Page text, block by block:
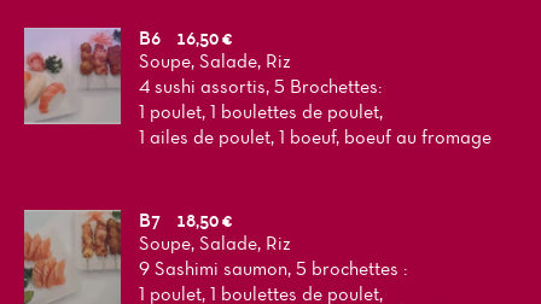
B6
16,50 €
Soupe, Salade, Riz
4 sushi assortis, 5 Brochettes:
1 poulet, 1 boulettes de poulet,
1 ailes de poulet, 1 boeuf, boeuf au fromage
B7
18,50 €
Soupe, Salade, Riz
9 Sashimi saumon, 5 brochettes :
1 poulet, 1 boulettes de poulet,